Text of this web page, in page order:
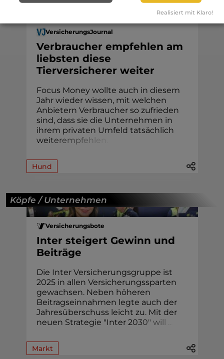
Tiere
VersicherungsJournal
Verbraucher empfehlen am
liebsten diese
Tierversicherer weiter
Focus Money wollte auch in diesem
Jahr wieder wissen, mit welchen
Anbietern Verbraucher so zufrieden
sind, dass sie die Unternehmen in
ihrem privaten Umfeld tatsächlich
weiterempfeh le
Hund
Köpfe / Unternehmen
Versicherungsbote
Inter steigert Gewinn und
Beiträge
Die Inter Versicherungsgruppe ist
2025 in allen Versicherungssparten
gewachsen. Neben höheren
Beitragseinnahmen legte auch der
Jahresüberschuss leicht zu. Mit der
neuen Strategie "Inter 2030" will
Markt
Realisiert mit Klaro!